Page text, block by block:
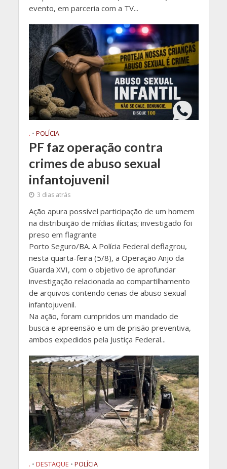
evento, em parceria com a TV...
. • POLÍCIA
PF faz operação contra
crimes de abuso sexual
infantojuvenil
3 dias atrás
Ação apura possível participação de um homem
na distribuição de mídias ilícitas; investigado foi
preso em flagrante
Porto Seguro/BA. A Polícia Federal deflagrou,
nesta quarta-feira (5/8), a Operação Anjo da
Guarda XVI, com o objetivo de aprofundar
investigação relacionada ao compartilhamento
de arquivos contendo cenas de abuso sexual
infantojuvenil.
Na ação, foram cumpridos um mandado de
busca e apreensão e um de prisão preventiva,
ambos expedidos pela Justiça Federal...
. • DESTAQUE • POLÍCIA